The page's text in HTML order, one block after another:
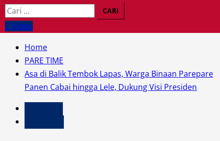
Cari
untuk:
Video
Home
PARE TIME
Asa di Balik Tembok Lapas, Warga Binaan Parepare
Panen Cabai hingga Lele, Dukung Visi Presiden